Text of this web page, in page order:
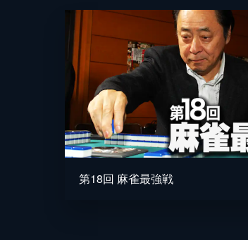
第18回 麻雀最強戦